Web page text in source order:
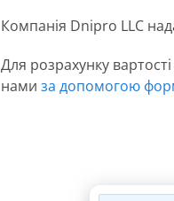
Компанія Dnipro LLC
Для розрахунку
нами за допомогою